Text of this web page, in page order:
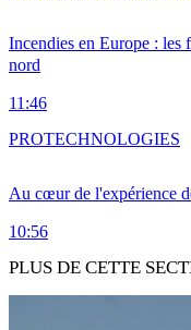
Incendies en Europe : les
nord
11:46
Au cœur de l'expérience
10:56
PROTECHNOLOGIES
PLUS DE CETTE